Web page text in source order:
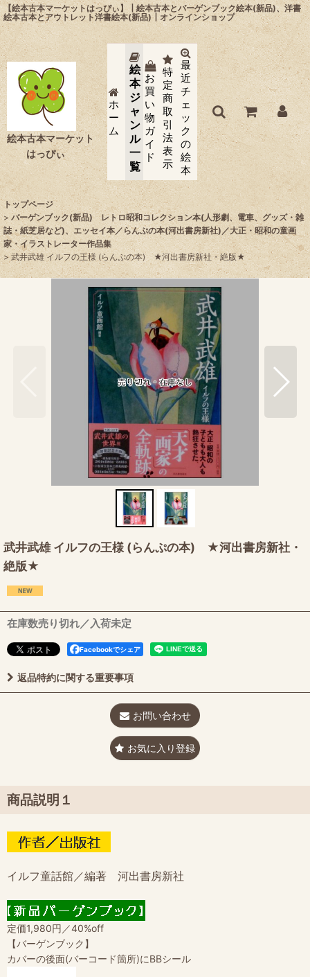
【絵本古本マーケットはっぴぃ】┃絵本古本とバーゲンブック絵本(新品)、洋書
絵本古本とアウトレット洋書絵本(新品)┃オンラインショップ
絵本古本マーケット
はっぴぃ
ホ
ー
ム
絵
本
ジ
ャ
ン
ル
一
覧
お
買
い
物
ガ
イ
ド
特
定
商
取
引
法
表
示
最
近
チ
ェ
ッ
ク
の
絵
本
トップページ
> バーゲンブック(新品) レトロ昭和コレクション本(人形劇、電車、グッズ・雑
誌・紙芝居など)、エッセイ本／らんぷの本(河出書房新社)／大正・昭和の童画
家・イラストレーター作品集
> 武井武雄 イルフの王様 (らんぷの本) ★河出書房新社・絶版★
武井武雄 イルフの王様 (らんぷの本) ★河出書房新社・
絶版★
在庫数売り切れ／入荷未定
Facebookでシェア
返品特約に関する重要事項
お問い合わせ
お気に入り登録
商品説明１
イルフ童話館／編著 河出書房新社
定価1,980円／40%off
【バーゲンブック】
カバーの後面(バーコード箇所)にBBシール